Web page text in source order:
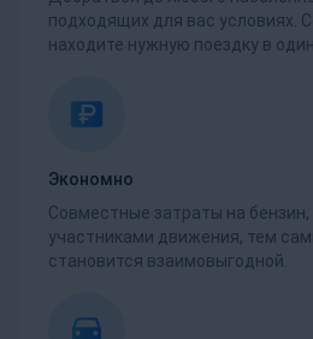
подходящих для вас условиях.
находите нужную поездку в один
Экономно
Совместные затраты на
участниками движения, тем
становится взаимовыгодной.